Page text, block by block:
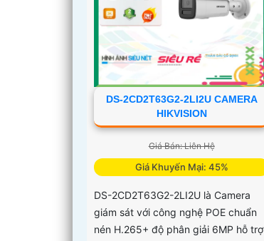
DS-2CD2T63G2-2LI2U CAMERA
HIKVISION
Giá Bán: Liên Hệ
Giá Khuyến Mại: 45%
DS-2CD2T63G2-2LI2U là Camera
giám sát với công nghệ POE chuẩn
nén H.265+ độ phân giải 6MP hỗ trợ